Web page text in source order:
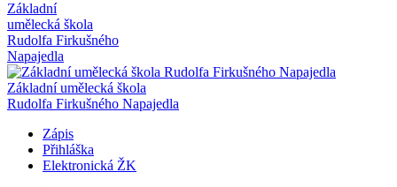
Základní
umělecká škola
Rudolfa Firkušného
Napajedla
Základní umělecká škola
Rudolfa Firkušného Napajedla
Zápis
Přihláška
Elektronická ŽK